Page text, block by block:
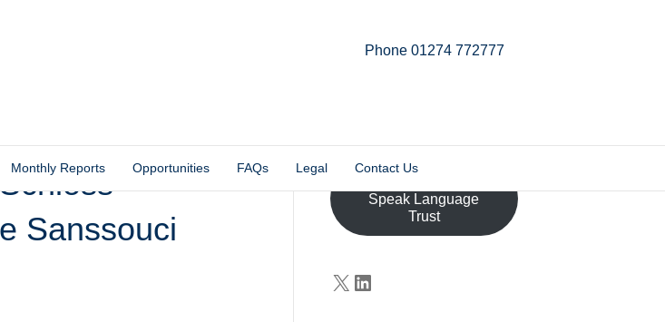
Phone 01274 772777
Monthly Reports Opportunities FAQs Legal Contact Us
Sanssouci
Speak Language
Trust
X LinkedIn